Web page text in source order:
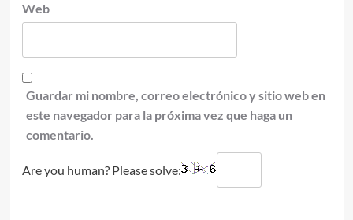
Web
Guardar mi nombre, correo electrónico y sitio web en
este navegador para la próxima vez que haga un
comentario.
Are you human? Please solve: